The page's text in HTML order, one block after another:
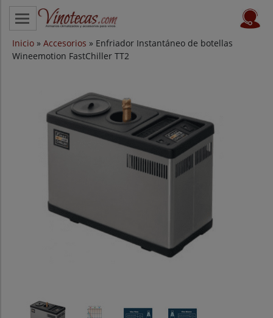
CATEGORÍAS
VINOTECAS OFERTAS
PROVEEDORES
Inicio » Accesorios » Enfriador Instantáneo de botellas
Wineemotion FastChiller TT2